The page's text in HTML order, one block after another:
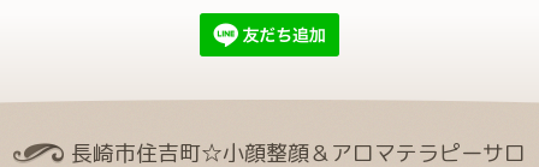
長崎市住吉町☆小顔整顔＆アロマテラピーサロ